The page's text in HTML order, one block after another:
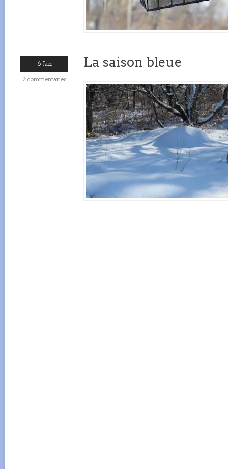
6 Jan
2 commentaires
La saison bleue